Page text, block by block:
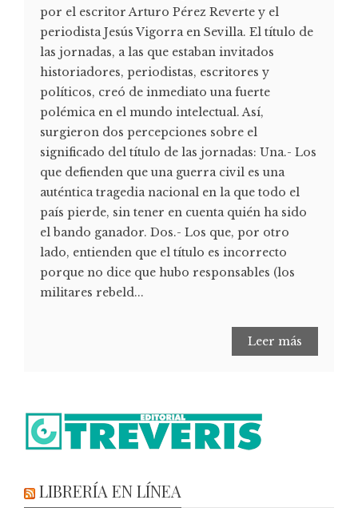
por el escritor Arturo Pérez Reverte y el
periodista Jesús Vigorra en Sevilla. El título de
las jornadas, a las que estaban invitados
historiadores, periodistas, escritores y
políticos, creó de inmediato una fuerte
polémica en el mundo intelectual. Así,
surgieron dos percepciones sobre el
significado del título de las jornadas: Una.- Los
que defienden que una guerra civil es una
auténtica tragedia nacional en la que todo el
país pierde, sin tener en cuenta quién ha sido
el bando ganador. Dos.- Los que, por otro
lado, entienden que el título es incorrecto
porque no dice que hubo responsables (los
militares rebeld...
Leer más
LIBRERÍA EN LÍNEA